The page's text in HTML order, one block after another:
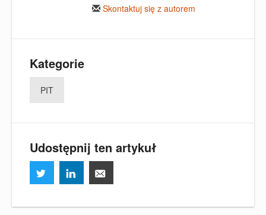
Skontaktuj się z autorem
Kategorie
PIT
Udostępnij ten artykuł